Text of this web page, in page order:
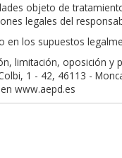
objeto de
legales del
en los supuestos
limitación, oposición
1 - 42, 46113 -
www.aepd.es